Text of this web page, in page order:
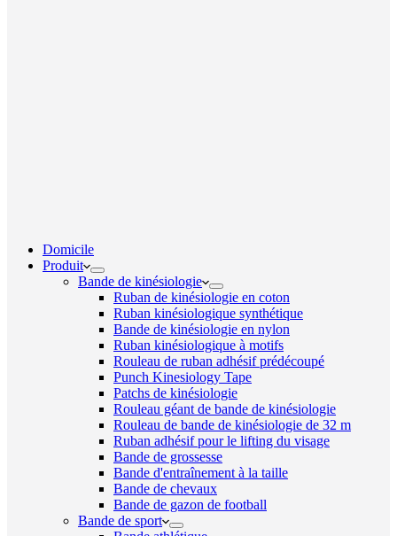
Domicile
Produit
Bande de kinésiologie
Ruban de kinésiologie en coton
Ruban kinésiologique synthétique
Bande de kinésiologie en nylon
Ruban kinésiologique à motifs
Rouleau de ruban adhésif prédécoupé
Punch Kinesiology Tape
Patchs de kinésiologie
Rouleau géant de bande de kinésiologie
Rouleau de bande de kinésiologie de 32 m
Ruban adhésif pour le lifting du visage
Bande de grossesse
Bande d'entraînement à la taille
Bande de chevaux
Bande de gazon de football
Bande de sport